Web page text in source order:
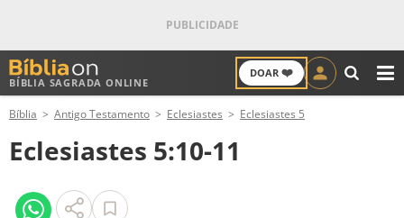
BÍBLIA SAGRADA ONLINE
DOAR ❤️
ANTIGO TESTAMENTO
NOVO TESTAMENTO
VERSÍCULOS
Bíblia Antigo Testamento Eclesiastes Eclesiastes 5
Eclesiastes 5:10-11